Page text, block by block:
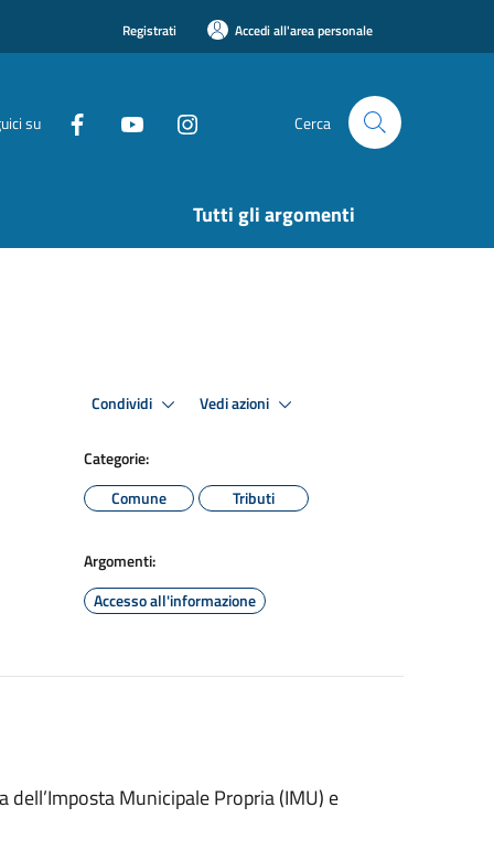
Registrati Accedi all'area personale
su Cerca
Tutti gli argomenti
Condividi Vedi azioni
Categorie:
Comune
Tributi
Argomenti:
Accesso all'informazione
Municipale Propria (IMU) e